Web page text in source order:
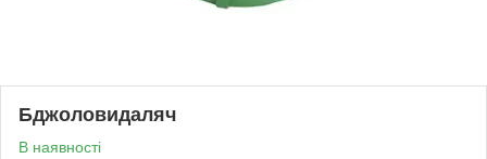
Бджоловидаляч
В наявності